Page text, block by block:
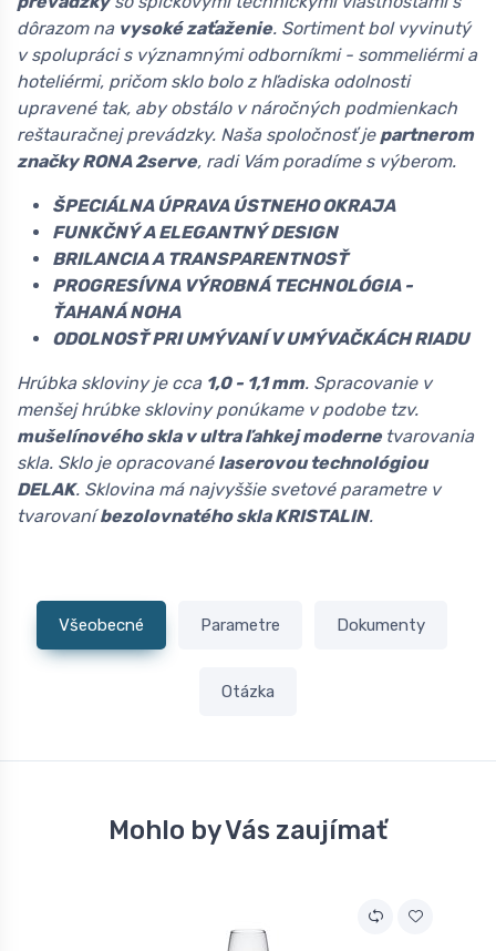
dôrazom na vysoké zaťaženie. Sortiment bol vyvinutý
v spolupráci s významnými odborníkmi - sommeliérmi a
hoteliérmi, pričom sklo bolo z hľadiska odolnosti
upravené tak, aby obstálo v náročných podmienkach
reštauračnej prevádzky. Naša spoločnosť je partnerom
značky RONA 2serve, radi Vám poradíme s výberom.
ŠPECIÁLNA ÚPRAVA ÚSTNEHO OKRAJA
FUNKČNÝ A ELEGANTNÝ DESIGN
BRILANCIA A TRANSPARENTNOSŤ
PROGRESÍVNA VÝROBNÁ TECHNOLÓGIA -
ŤAHANÁ NOHA
ODOLNOSŤ PRI UMÝVANÍ V UMÝVAČKÁCH RIADU
Hrúbka skloviny je cca 1,0 - 1,1 mm. Spracovanie v
menšej hrúbke skloviny ponúkame v podobe tzv.
mušelínového skla v ultra ľahkej moderne tvarovania
skla. Sklo je opracované laserovou technológiou
DELAK. Sklovina má najvyššie svetové parametre v
tvarovaníbezolovnatého skla KRISTALIN.
Všeobecné Parametre Dokumenty
Otázka
Mohlo by Vás zaujímať